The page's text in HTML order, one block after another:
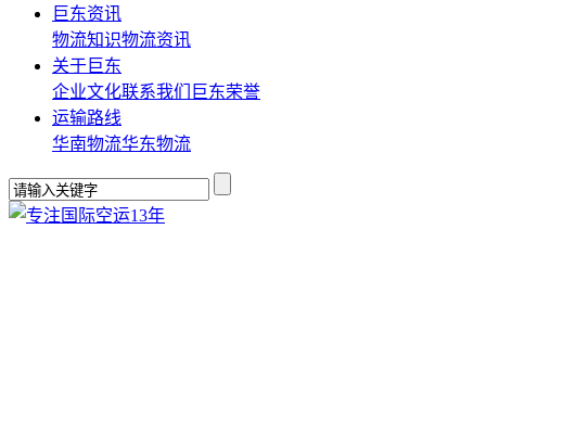
巨东资讯
物流知识物流资讯
关于巨东
企业文化联系我们 巨东荣誉
运输路线
华南物流华东物流